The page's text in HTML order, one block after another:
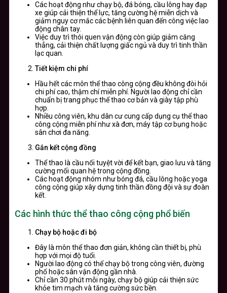
Các hoạt động như chạy bộ, đá bóng, cầu lông hay đạp
xe giúp cải thiện thể lực, tăng cường hệ miễn dịch và
giảm nguy cơ mắc các bệnh liên quan đến công việc lao
động chân tay.
Việc duy trì thói quen vận động còn giúp giảm căng
thẳng, cải thiện chất lượng giấc ngủ và duy trì tinh thần
lạc quan.
Tiết kiệm chi phí
Hầu hết các môn thể thao công cộng đều không đòi hỏi
chi phí cao, thậm chí miễn phí. Người lao động chỉ cần
chuẩn bị trang phục thể thao cơ bản và giày tập phù
hợp.
Nhiều công viên, khu dân cư cung cấp dụng cụ thể thao
công cộng miễn phí như xà đơn, máy tập cơ bụng hoặc
sân chơi đa năng.
Gắn kết cộng đồng
Thể thao là cầu nối tuyệt vời để kết bạn, giao lưu và tăng
cường mối quan hệ trong cộng đồng.
Các hoạt động nhóm như bóng đá, cầu lông hoặc yoga
công cộng giúp xây dựng tinh thần đồng đội và sự đoàn
kết.
Các hình thức thể thao công cộng phổ biến
Chạy bộ hoặc đi bộ
Đây là môn thể thao đơn giản, không cần thiết bị, phù
hợp với mọi độ tuổi.
Người lao động có thể chạy bộ trong công viên, đường
phố hoặc sân vận động gần nhà.
Chỉ cần 30 phút mỗi ngày, chạy bộ giúp cải thiện sức
khỏe tim mạch và tăng cường sức bền.